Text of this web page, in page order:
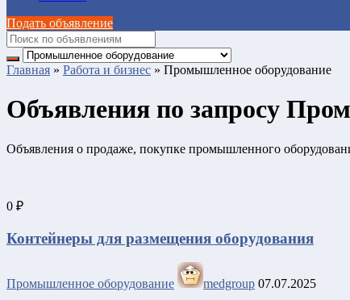
Подать объявление
Главная » Работа и бизнес » Промышленное оборудование
Объявления по запросу
Объявления о продаже, покупке промышленного
0 ₽
Контейнеры для размещения оборудования
Промышленное оборудование medgroup 07.07.2025